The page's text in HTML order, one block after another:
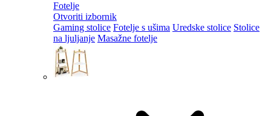
Fotelje
Otvoriti izbornik
Gaming stolice Fotelje s ušima Uredske stolice Stolice
na ljuljanje Masažne fotelje